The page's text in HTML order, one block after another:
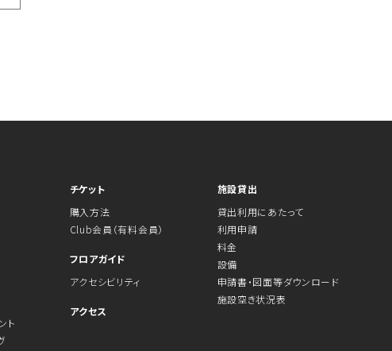
ト
チケット
購入方法
Club会員（有料会員）
フロアガイド
アクセシビリティ
アクセス
施設貸出
貸出利用にあたって
利用申請
料金
設備
申請書・図面等ダウンロード
施設空き状況表